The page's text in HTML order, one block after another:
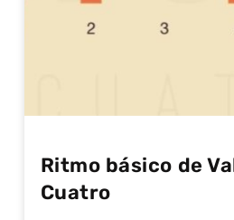
Ritmo básico de
Cuatro